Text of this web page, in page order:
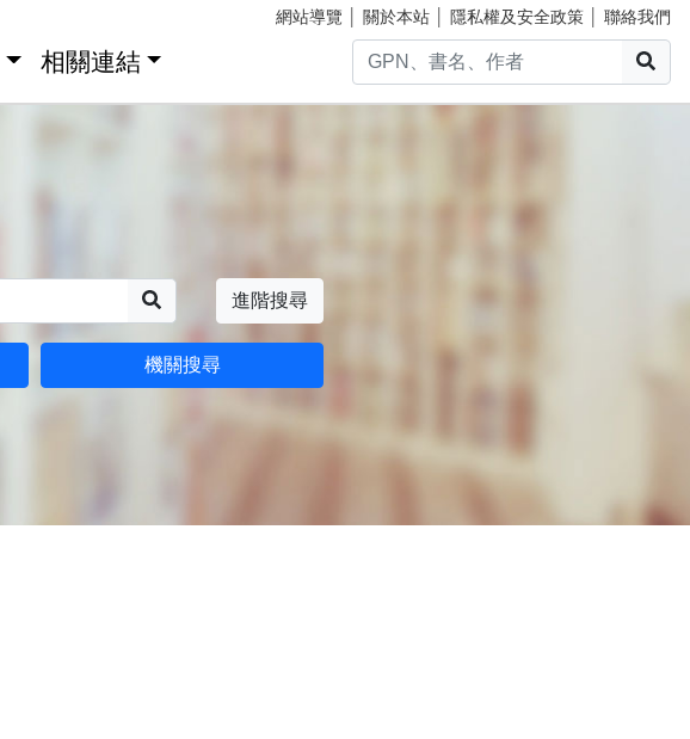
網站導覽 關於本站 隱私權及安全政策 聯絡我們
相關連結
進階搜尋
機關搜尋